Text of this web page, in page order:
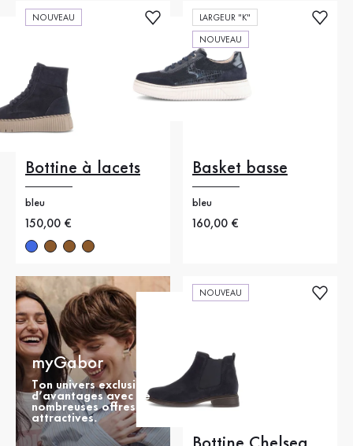
NOUVEAU
Bottine à lacets
bleu
Nouveau prix
150,00 €
LARGEUR "K"
NOUVEAU
Basket basse
bleu
Nouveau prix
160,00 €
myGabor
Ton univers exclusif
d’avantages avec de
nombreuses offres
attractives.
NOUVEAU